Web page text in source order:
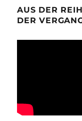
AUS DER
ER